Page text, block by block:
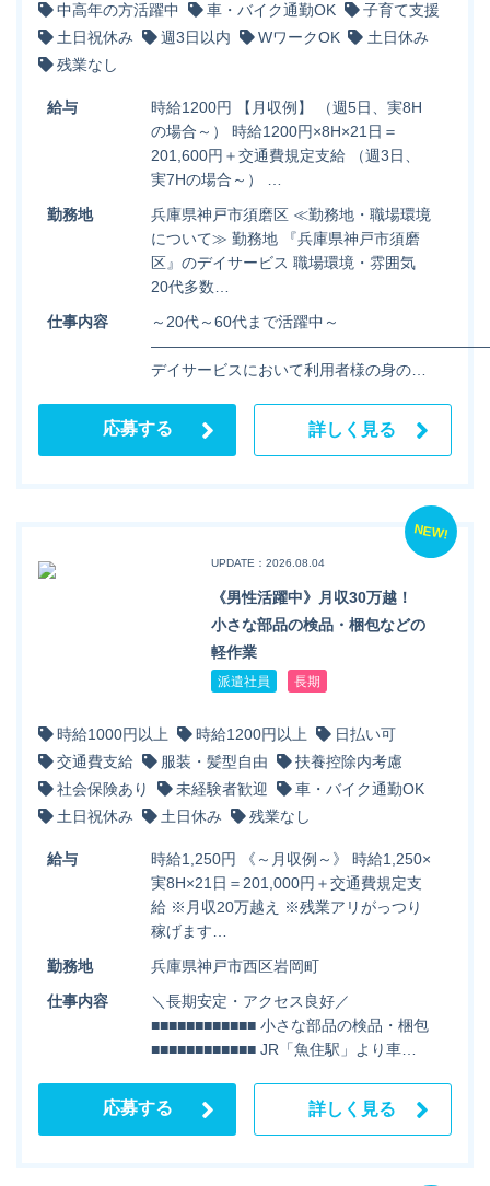
中高年の方活躍中
車・バイク通勤OK
子育て支援
土日祝休み
週3日以内 WワークOK
土日休み
残業なし
給与
時給1200円 【月収例】 （週5日、実8H
の場合～） 時給1200円×8H×21日＝
201,600円＋交通費規定支給 （週3日、
実7Hの場合～） …
勤務地
兵庫県神戸市須磨区 ≪勤務地・職場環境
について≫ 勤務地 『兵庫県神戸市須磨
区』のデイサービス 職場環境・雰囲気
20代多数…
仕事内容
～20代～60代まで活躍中～
デイサービスにおいて利用者様の身の…
応募する 詳しく見る
NEW!
UPDATE：2026.08.04
《男性活躍中》月収30万越！
小さな部品の検品・梱包などの
軽作業
派遣社員 長期
時給1000円以上 時給1200円以上
日払い可
交通費支給
服装・髪型自由
扶養控除内考慮
社会保険あり
未経験者歓迎
車・バイク通勤OK
土日祝休み
土日休み 残業なし
給与
時給1,250円 《～月収例～》 時給1,250×
実8H×21日＝201,000円＋交通費規定支
給 ※月収20万越え ※残業アリがっつり
稼げます…
勤務地
兵庫県神戸市西区岩岡町
仕事内容
＼長期安定・アクセス良好／
■■■■■■■■■■■■ 小さな部品の検品・梱包
■■■■■■■■■■■■ JR「魚住駅」より車…
応募する 詳しく見る